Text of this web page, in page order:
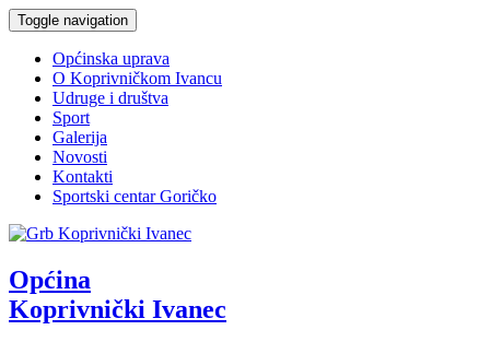
Toggle navigation
Općinska uprava
O Koprivničkom Ivancu
Udruge i društva
Sport
Galerija
Novosti
Kontakti
Sportski centar Goričko
Općina
Koprivnički Ivanec